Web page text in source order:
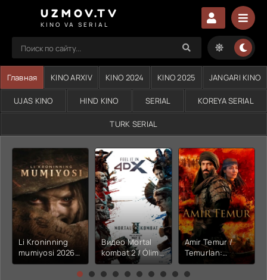
UZMOV.TV
KINO VA SERIAL
Главная KINO ARXIV KINO 2024 KINO 2025 JANGARI KINO
UJAS KINO HIND KINO SERIAL KOREYA SERIAL
TURK SERIAL
Li Kroninning
mumiyosi 2026
(uzbek tilida
kino) tarjima HD
Видео Mortal
kombat 2 / Ólim
jangi 2 (2026)
Uzbek tilida
Amir Temur /
Temurlan:
Fathchining
yuksalishi